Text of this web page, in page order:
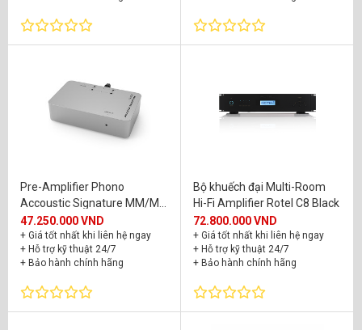
Pre-Amplifier Phono
Accoustic Signature MM/MC
Tango MKIII
47.250.000 VND
+ Giá tốt nhất khi liên hệ ngay
+ Hỗ trợ kỹ thuật 24/7
+ Bảo hành chính hãng
Bộ khuếch đại Multi-Room
Hi-Fi Amplifier Rotel C8 Black
72.800.000 VND
+ Giá tốt nhất khi liên hệ ngay
+ Hỗ trợ kỹ thuật 24/7
+ Bảo hành chính hãng